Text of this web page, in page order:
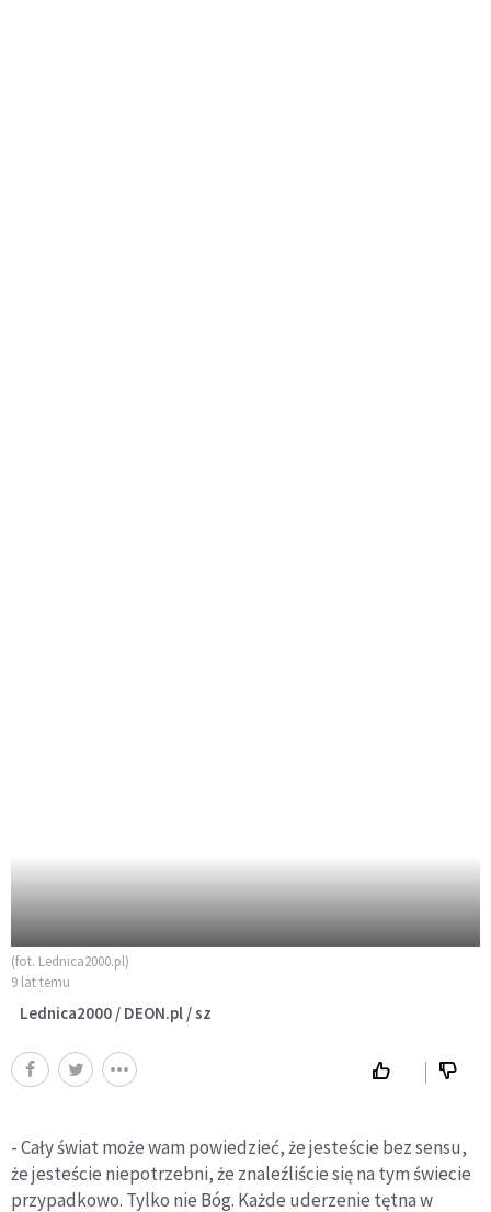
(fot. Lednica2000.pl)
9 lat temu
Lednica2000 / DEON.pl / sz
- Cały świat może wam powiedzieć, że jesteście bez sensu,
że jesteście niepotrzebni, że znaleźliście się na tym świecie
przypadkowo. Tylko nie Bóg. Każde uderzenie tętna w